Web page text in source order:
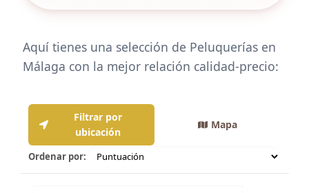
Aquí tienes una selección de Peluquerías en
Málaga con la mejor relación calidad-precio:
Filtrar por
ubicación
Mapa
Ordenar por: